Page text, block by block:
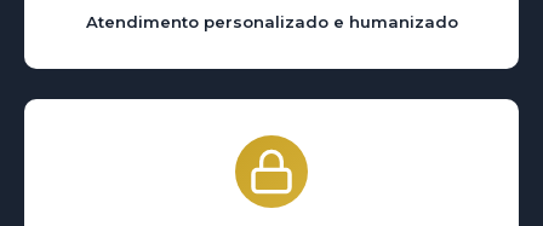
Atendimento personalizado e humanizado